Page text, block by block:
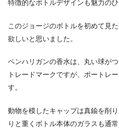
特徴的なボトルデザインも魅力のひ
このジョージのボトルを初めて見
欲しいと思いました。
ペンハリガンの香水は、丸い球が
トレードマークですが、ポートレ
す。
動物を模したキャップは真鍮を削
りと重くボトル本体のガラスも通